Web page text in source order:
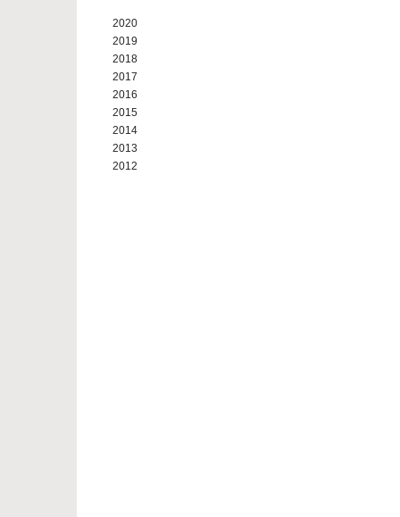
2020
2019
2018
2017
2016
2015
2014
2013
2012